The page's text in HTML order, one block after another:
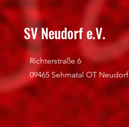
SV Neudorf e.V.
Richterstraße 6
09465 Sehmatal OT Neudorf